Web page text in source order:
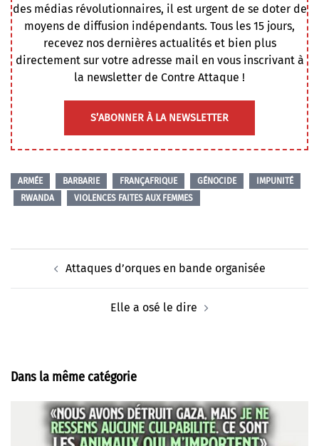
des médias révolutionnaires, il est urgent de se doter de
moyens de diffusion indépendants. Tous les 15 jours,
recevez nos dernières actualités et bien plus
directement sur votre adresse mail en vous inscrivant à
la newsletter de Contre Attaque !
S’ABONNER À LA NEWSLETTER
ARMÉE BARBARIE FRANÇAFRIQUE GÉNOCIDE
IMPUNITÉ
RWANDA
VIOLENCES FAITES AUX FEMMES
d’article Attaques d’orques en bande organisée
Elle a osé le dire
Dans la même catégorie